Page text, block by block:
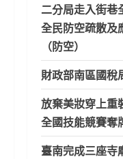
二分局走入街巷
全民防空疏散及
（防空）
財政部南區國稅
放棄美妝穿上重
全國技能競賽奪
臺南完成三座寺